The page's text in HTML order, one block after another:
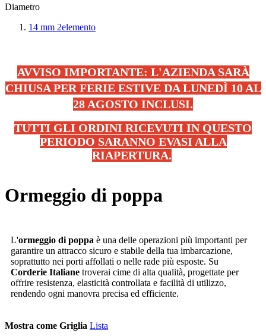
Diametro
14 mm 2elemento
AVVISO IMPORTANTE: L'AZIENDA SARÀ
CHIUSA PER FERIE ESTIVE DA LUNEDÌ 10 AL
28 AGOSTO INCLUSI.
TUTTI GLI ORDINI RICEVUTI IN QUESTO
PERIODO SARANNO EVASI ALLA
RIAPERTURA.
Ormeggio di poppa
L'ormeggio di poppa è una delle operazioni più importanti per
garantire un attracco sicuro e stabile della tua imbarcazione,
soprattutto nei porti affollati o nelle rade più esposte. Su
Corderie Italiane troverai cime di alta qualità, progettate per
offrire resistenza, elasticità controllata e facilità di utilizzo,
rendendo ogni manovra precisa ed efficiente.
Mostra come Griglia Lista